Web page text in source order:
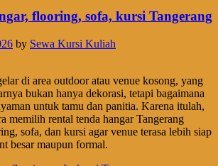
flooring, sofa, kursi Tangerang
by Sewa Kursi Kuliah
di area outdoor atau venue kosong, yang
bukan hanya dekorasi, tetapi bagaimana
untuk tamu dan panitia. Karena itulah,
memilih rental tenda hangar Tangerang
sofa, dan kursi agar venue terasa lebih siap
besar maupun formal.